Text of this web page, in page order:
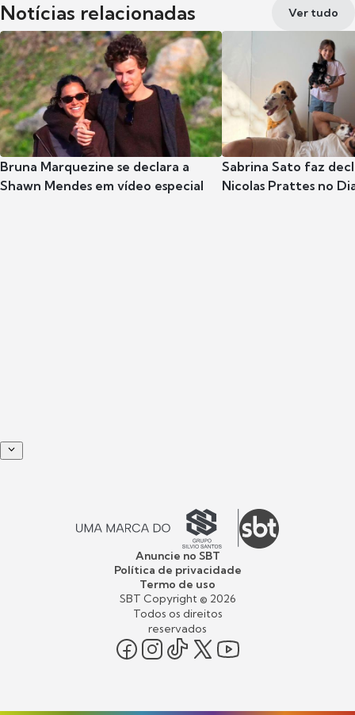
Notícias relacionadas Ver tudo
Bruna Marquezine se declara a
Shawn Mendes em vídeo especial
Sabrina Sato faz
Nicolas Prattes no
Anuncie no SBT
Política de privacidade
Termo de uso
SBT Copyright © 2026
Todos os direitos
reservados